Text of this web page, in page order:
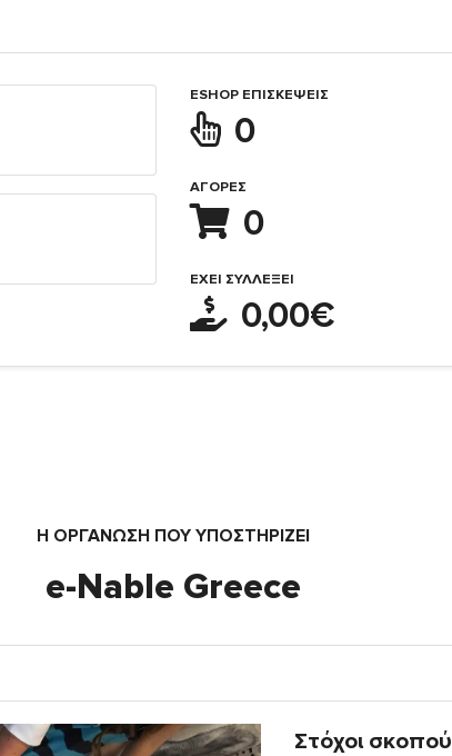
ESHOP ΕΠΙΣΚΈΨΕΙΣ
0
ΑΓΟΡΈΣ
0
ΈΧΕΙ ΣΥΛΛΈΞΕΙ
0,00€
Η ΟΡΓΆΝΩΣΗ ΠΟΥ ΥΠΟΣΤΗΡΙΖΕΙ
e-Nable Greece
Στόχοι σκοπού